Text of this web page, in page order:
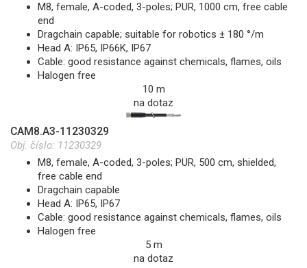
M8, female, A-coded, 3-poles; PUR, 1000 cm, free cable
end
Dragchain capable; suitable for robotics ± 180 °/m
Head A: IP65, IP66K, IP67
Cable: good resistance against chemicals, flames, oils
Halogen free
10 m
na dotaz
CAM8.A3-11230329
Obj. číslo: 11230329
M8, female, A-coded, 3-poles; PUR, 500 cm, shielded,
free cable end
Dragchain capable
Head A: IP65, IP67
Cable: good resistance against chemicals, flames, oils
Halogen free
5 m
na dotaz